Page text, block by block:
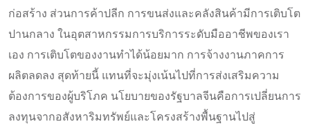
ก่อสร้าง ส่วนการค้าปลีก การขนส่งและคลังสินค้ามีการเติบโต
ปานกลาง ในอุตสาหกรรมการบริการระดับมืออาชีพของเรา
เอง การเติบโตของงานทำได้น้อยมาก การจ้างงานภาคการ
ผลิตลดลง สุดท้ายนี้ แทนที่จะมุ่งเน้นไปที่การส่งเสริมความ
ต้องการของผู้บริโภค นโยบายของรัฐบาลจีนคือการเปลี่ยนการ
ลงทุนจากอสังหาริมทรัพย์และโครงสร้างพื้นฐานไปสู่